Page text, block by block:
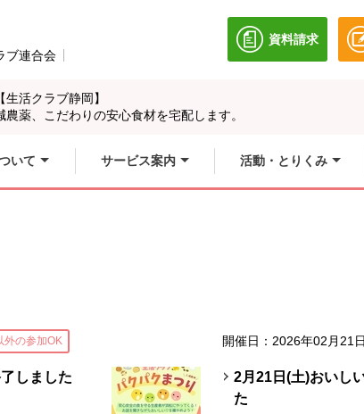
ブ連合会
資料請求
別のウィンド
活クラブ静岡】
農薬、こだわりの安心食材を宅配します。
いて サービス案内 活動・とりくみ
外の参加OK
しました
開催日：2026年02月21日
2月21日(土)おいし
た